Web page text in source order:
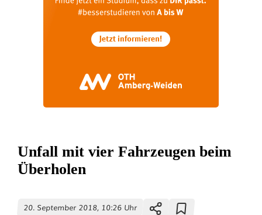
Unfall mit vier Fahrzeugen beim
Überholen
20. September 2018, 10:26 Uhr